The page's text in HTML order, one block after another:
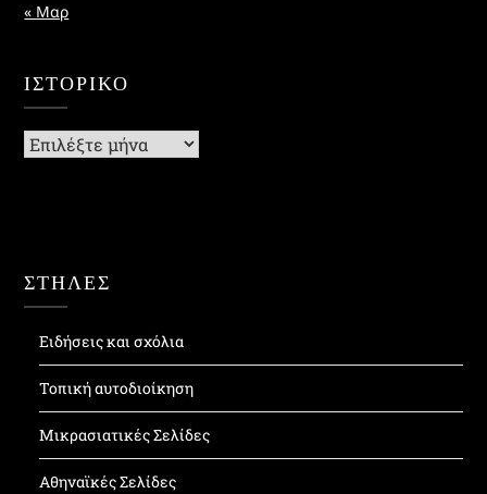
« Μαρ
ΙΣΤΟΡΙΚΌ
Ιστορικό
ΣΤΗΛΕΣ
Ειδήσεις και σχόλια
Τοπική αυτοδιοίκηση
Μικρασιατικές Σελίδες
Αθηναϊκές Σελίδες